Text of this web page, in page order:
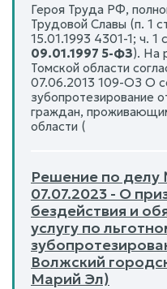
Героя Труда РФ,
Трудовой Славы (п. 1
15.01.1993 4301-1; ч. 1
09.01.1997 5-ФЗ). На
Томской области
07.06.2013 109-ОЗ О
зубопротезирование
граждан,
области (
Решение по делу
07.07.2023 - О
бездействия и
услугу по
Волжский
Марий Эл)